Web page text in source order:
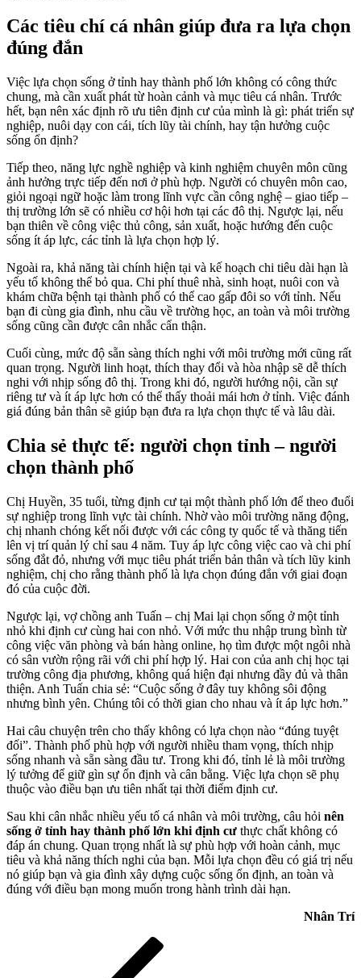
Các tiêu chí cá nhân giúp đưa ra lựa chọn
đúng đắn
Việc lựa chọn sống ở tỉnh hay thành phố lớn không có công thức
chung, mà cần xuất phát từ hoàn cảnh và mục tiêu cá nhân. Trước
hết, bạn nên xác định rõ ưu tiên định cư của mình là gì: phát triển sự
nghiệp, nuôi dạy con cái, tích lũy tài chính, hay tận hưởng cuộc
sống ổn định?
Tiếp theo, năng lực nghề nghiệp và kinh nghiệm chuyên môn cũng
ảnh hưởng trực tiếp đến nơi ở phù hợp. Người có chuyên môn cao,
giỏi ngoại ngữ hoặc làm trong lĩnh vực cần công nghệ – giao tiếp –
thị trường lớn sẽ có nhiều cơ hội hơn tại các đô thị. Ngược lại, nếu
bạn thiên về công việc thủ công, sản xuất, hoặc hướng đến cuộc
sống ít áp lực, các tỉnh là lựa chọn hợp lý.
Ngoài ra, khả năng tài chính hiện tại và kế hoạch chi tiêu dài hạn là
yếu tố không thể bỏ qua. Chi phí thuê nhà, sinh hoạt, nuôi con và
khám chữa bệnh tại thành phố có thể cao gấp đôi so với tỉnh. Nếu
bạn đi cùng gia đình, nhu cầu về trường học, an toàn và môi trường
sống cũng cần được cân nhắc cẩn thận.
Cuối cùng, mức độ sẵn sàng thích nghi với môi trường mới cũng rất
quan trọng. Người linh hoạt, thích thay đổi và hòa nhập sẽ dễ thích
nghi với nhịp sống đô thị. Trong khi đó, người hướng nội, cần sự
riêng tư và ít áp lực hơn có thể thấy thoải mái hơn ở tỉnh. Việc đánh
giá đúng bản thân sẽ giúp bạn đưa ra lựa chọn thực tế và lâu dài.
Chia sẻ thực tế: người chọn tỉnh – người
chọn thành phố
Chị Huyền, 35 tuổi, từng định cư tại một thành phố lớn để theo đuổi
sự nghiệp trong lĩnh vực tài chính. Nhờ vào môi trường năng động,
chị nhanh chóng kết nối được với các công ty quốc tế và thăng tiến
lên vị trí quản lý chỉ sau 4 năm. Tuy áp lực công việc cao và chi phí
sống đắt đỏ, nhưng với mục tiêu phát triển bản thân và tích lũy kinh
nghiệm, chị cho rằng thành phố là lựa chọn đúng đắn với giai đoạn
đó của cuộc đời.
Ngược lại, vợ chồng anh Tuấn – chị Mai lại chọn sống ở một tỉnh
nhỏ khi định cư cùng hai con nhỏ. Với mức thu nhập trung bình từ
công việc văn phòng và bán hàng online, họ tìm được một ngôi nhà
có sân vườn rộng rãi với chi phí hợp lý. Hai con của anh chị học tại
trường công địa phương, không quá hiện đại nhưng đầy đủ và thân
thiện. Anh Tuấn chia sẻ: “Cuộc sống ở đây tuy không sôi động
nhưng bình yên. Chúng tôi có thời gian cho nhau và ít áp lực hơn.”
Hai câu chuyện trên cho thấy không có lựa chọn nào “đúng tuyệt
đối”. Thành phố phù hợp với người nhiều tham vọng, thích nhịp
sống nhanh và sẵn sàng đầu tư. Trong khi đó, tỉnh lẻ là môi trường
lý tưởng để giữ gìn sự ổn định và cân bằng. Việc lựa chọn sẽ phụ
thuộc vào điều bạn ưu tiên nhất tại thời điểm định cư.
Sau khi cân nhắc nhiều yếu tố cá nhân và môi trường, câu hỏi nên
sống ở tỉnh hay thành phố lớn khi định cư thực chất không có
đáp án chung. Quan trọng nhất là sự phù hợp với hoàn cảnh, mục
tiêu và khả năng thích nghi của bạn. Mỗi lựa chọn đều có giá trị nếu
nó giúp bạn và gia đình xây dựng cuộc sống ổn định, an toàn và
đúng với điều bạn mong muốn trong hành trình dài hạn.
Nhân Trí